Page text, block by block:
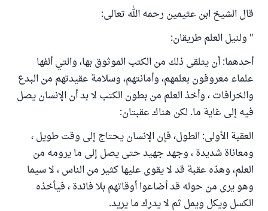
قال الشيخ ابن عثيمين رحمه الله تعالى:
" ولنيل العلم طريقان:
أحدهما: أن يتلقى ذلك من الكتب الموثوق بها، والتي ألفها
علماء معروفون بعلمهم، وأمانتهم، وسلامة عقيدتهم من البدع
والخرافات ، وأخذ العلم من بطون الكتب لا بد أن الإنسان يصل
فيه إلى غاية ما. لكن هناك عقبتان:
العقبة الأولى: الطول، فإن الإنسان يحتاج إلى وقت طويل ،
ومعاناة شديدة ، وجهد جهيد حتى يصل إلى ما يرومه من
العلم، وهذه عقبة قد لا يقوى عليها كثير من الناس ، لا سيما
وهو يرى من حوله قد أضاعوا أوقاتهم بلا فائدة ، فيأخذه
الكسل ويكل ويمل ثم لا يدرك ما يريد.